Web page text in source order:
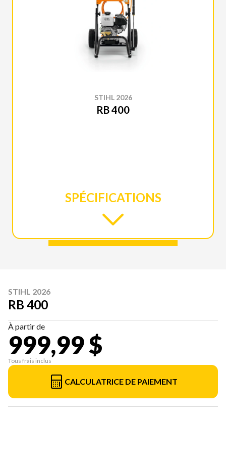
STIHL 2026
RB 400
SPÉCIFICATIONS
STIHL 2026
RB 400
À partir de
999,99 $
Tous frais inclus
CALCULATRICE DE PAIEMENT